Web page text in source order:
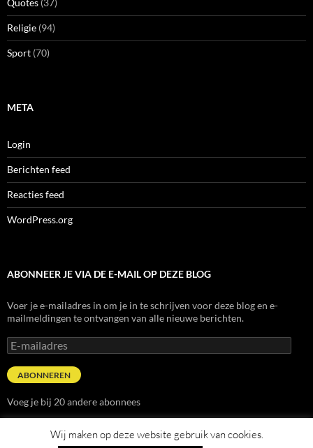
Quotes (37)
Religie (94)
Sport (70)
META
Login
Berichten feed
Reacties feed
WordPress.org
ABONNEER JE VIA DE E-MAIL OP DEZE BLOG
Voer je e-mailadres in om je in te schrijven voor deze blog en e-
mailmeldingen te ontvangen van alle nieuwe berichten.
E-
mailadres
ABONNEREN
Voeg je bij 20 andere abonnees
Wij maken op deze website gebruik van cookies.